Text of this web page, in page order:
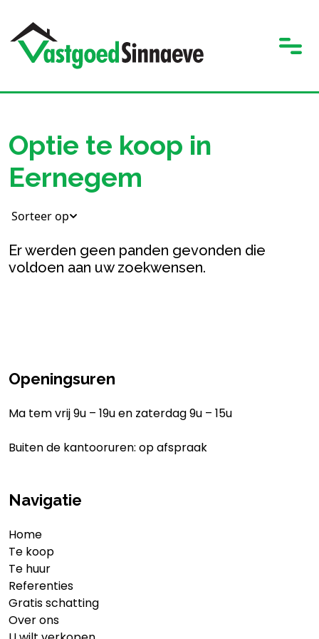
Optie te koop in
Eernegem
Sorteer op
Er werden geen panden gevonden die
voldoen aan uw zoekwensen.
Openingsuren
Ma tem vrij 9u – 19u en zaterdag 9u – 15u
Buiten de kantooruren: op afspraak
Navigatie
Home
Te koop
Te huur
Referenties
Gratis schatting
Over ons